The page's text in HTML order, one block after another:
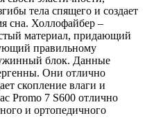
тела спящего и создает
сна. Холлофайбер –
материал, придающий
правильному
блок. Данные
Они отлично
скопление влаги и
Promo 7 S600 отлично
и ортопедичного